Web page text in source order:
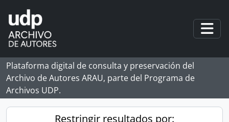
Skip to main content
Plataforma digital de consulta y preservación del
Archivo de Autores ARAU, parte del Programa de
Archivos UDP.
Restringir resultados por: